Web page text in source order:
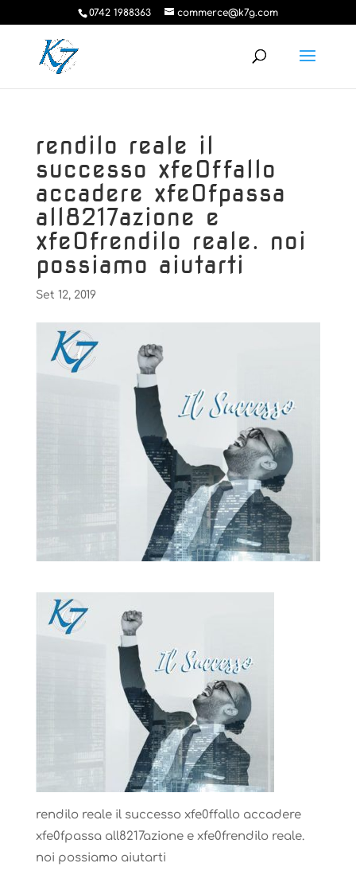
0742 1988363 commerce@k7g.com
rendilo reale il
successo xfe0ffallo
accadere xfe0fpassa
all8217azione e
xfe0frendilo reale. noi
possiamo aiutarti
Set 12, 2019
rendilo reale il successo xfe0ffallo accadere
xfe0fpassa all8217azione e xfe0frendilo reale.
noi possiamo aiutarti